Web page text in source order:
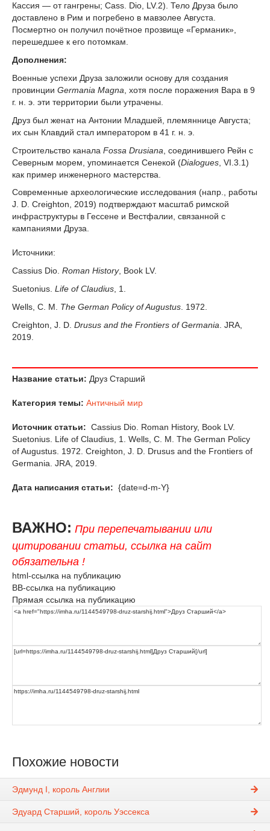
Кассия — от гангрены; Cass. Dio, LV.2). Тело Друза было
доставлено в Рим и погребено в мавзолее Августа.
Посмертно он получил почётное прозвище «Германик»,
перешедшее к его потомкам.
Дополнения:
Военные успехи Друза заложили основу для создания
провинции Germania Magna , хотя после поражения Вара в 9
г. н. э. эти территории были утрачены.
Друз был женат на Антонии Младшей, племяннице Августа;
их сын Клавдий стал императором в 41 г. н. э.
Строительство канала Fossa Drusiana , соединившего Рейн с
Северным морем, упоминается Сенекой (Dialogues , VI.3.1)
как пример инженерного мастерства.
Современные археологические исследования (напр., работы
J. D. Creighton, 2019) подтверждают масштаб римской
инфраструктуры в Гессене и Вестфалии, связанной с
кампаниями Друза.
Источники:
Cassius Dio. Roman History, Book LV.
Suetonius. Life of Claudius , 1.
Wells, C. M.
The German Policy of Augustus . 1972.
Creighton, J. D. Drusus and the Frontiers of Germania . JRA,
2019.
Название статьи: Друз Старший
Категория темы: Античный мир
Источник статьи: Cassius Dio. Roman History, Book LV.
Suetonius. Life of Claudius, 1. Wells, C. M. The German Policy
of Augustus. 1972. Creighton, J. D. Drusus and the Frontiers of
Germania. JRA, 2019.
Дата написания статьи: {date=d-m-Y}
ВАЖНО: При перепечатывании или
цитировании статьи, ссылка на сайт
обязательна !
html-ссылка на публикацию
BB-ссылка на публикацию
Прямая ссылка на публикацию
Похожие новости
Эдмунд I, король Англии
Эдуард Старший, король Уэссекса